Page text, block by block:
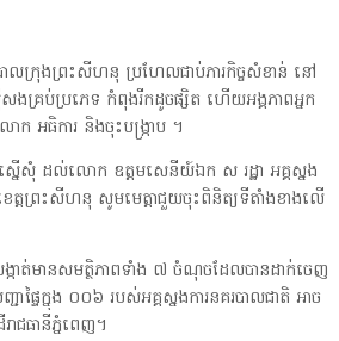
លក្រុងព្រះសីហនុ ប្រហែលជាប់ភារកិច្ចសំខាន់ នៅ
គ្រប់ប្រភេទ កំពុងរីកដូចផ្សិត ហើយអង្គភាពអ្នក
អធិការ និងចុះបង្ក្រាប ។
ស្នើសុំ ដល់លោក ឧត្តមសេនីយ៍ឯក ស រដ្ឋា អគ្គស្នង
ខេត្តព្រះសីហនុ សូមមេត្តាជួយចុះពិនិត្យទីតាំងខាងលើ
មានសមត្ថិភាពទាំង ៧ ចំណុចដែលបានដាក់ចេញ
ផ្ទៃក្នុង ០០៦ របស់អគ្គស្នងការនគរបាលជាតិ អាច
ាជធានីភ្នំពេញ។